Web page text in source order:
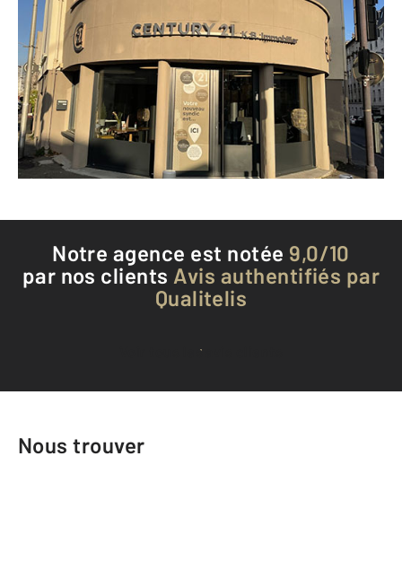
CENTURY 21 K.B. Immobilier
45 rue du Général Leclerc
LE KREMLIN BICETRE - 94270
Envoyer un message
Téléphoner à l'agence
Notre agence est notée 9,0/10
par nos clients Avis authentifiés par
Qualitelis
Voir tous les avis clients
Nous trouver